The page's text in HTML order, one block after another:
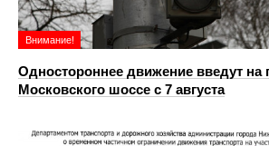
Внимание!
Одностороннее движение введут на
Московского шоссе с 7 августа